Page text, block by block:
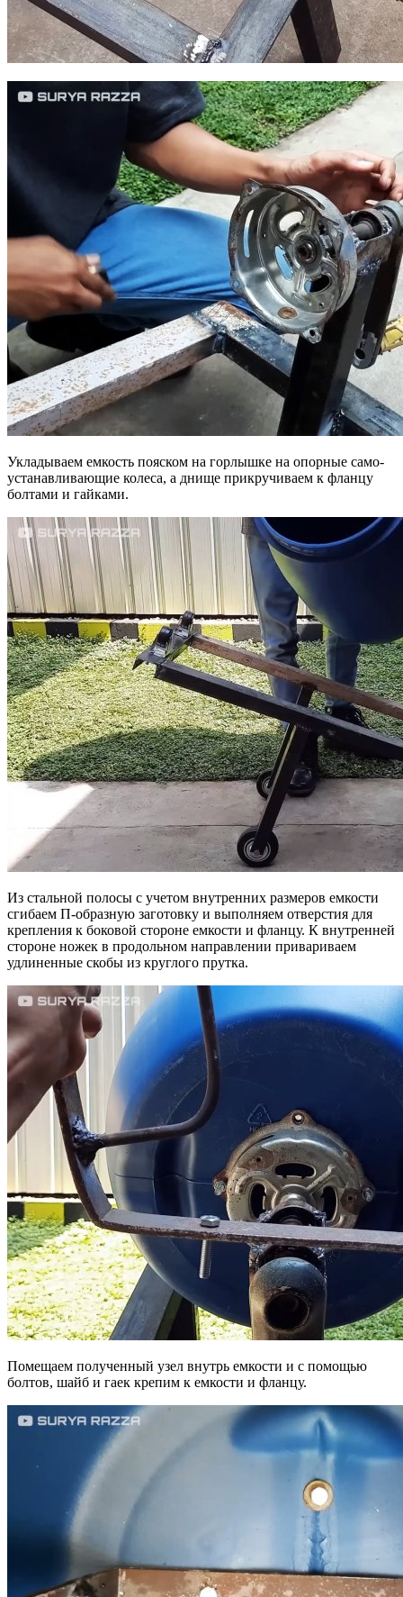
Укладываем емкость пояском на горлышке на опорные само-
устанавливающие колеса, а днище прикручиваем к фланцу
болтами и гайками.
Из стальной полосы с учетом внутренних размеров емкости
сгибаем П-образную заготовку и выполняем отверстия для
крепления к боковой стороне емкости и фланцу. К внутренней
стороне ножек в продольном направлении привариваем
удлиненные скобы из круглого прутка.
Помещаем полученный узел внутрь емкости и с помощью
болтов, шайб и гаек крепим к емкости и фланцу.